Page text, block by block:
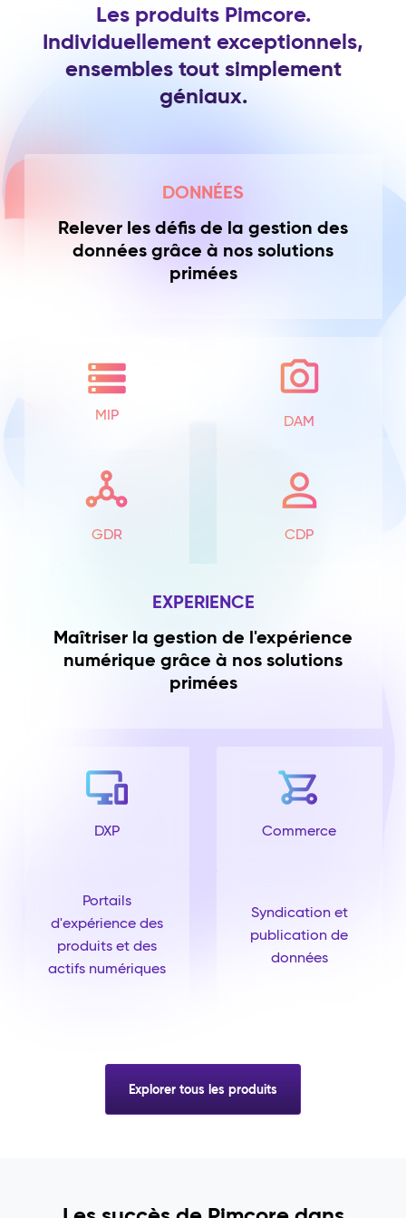
Les produits Pimcore.
Individuellement exceptionnels,
ensembles tout simplement
géniaux.
DONNÉES
Relever les défis de la gestion des
données grâce à nos solutions
primées
MIP DAM
GDR CDP
EXPERIENCE
Maîtriser la gestion de l'expérience
numérique grâce à nos solutions
primées
DXP Commerce
Portails
d'expérience des
produits et des
actifs numériques
Syndication et
publication de
données
Explorer tous les produits